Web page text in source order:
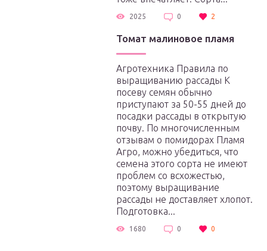
2025 0 2
Томат малиновое пламя
Агротехника Правила по
выращиванию рассады К
посеву семян обычно
приступают за 50-55 дней до
посадки рассады в открытую
почву. По многочисленным
отзывам о помидорах Пламя
Агро, можно убедиться, что
семена этого сорта не имеют
проблем со всхожестью,
поэтому выращивание
рассады не доставляет хлопот.
Подготовка...
1680 0 0